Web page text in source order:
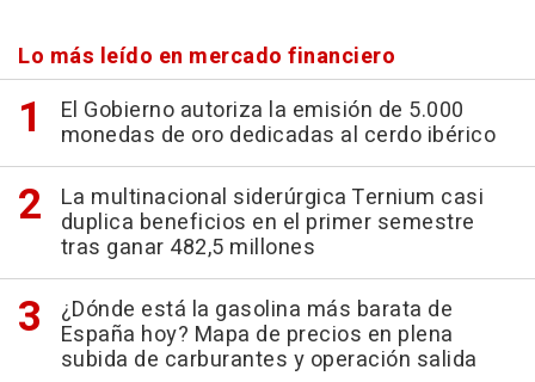
Lo más leído en mercado financiero
El Gobierno autoriza la emisión de 5.000
monedas de oro dedicadas al cerdo ibérico
La multinacional siderúrgica Ternium casi
duplica beneficios en el primer semestre
tras ganar 482,5 millones
¿Dónde está la gasolina más barata de
España hoy? Mapa de precios en plena
subida de carburantes y operación salida